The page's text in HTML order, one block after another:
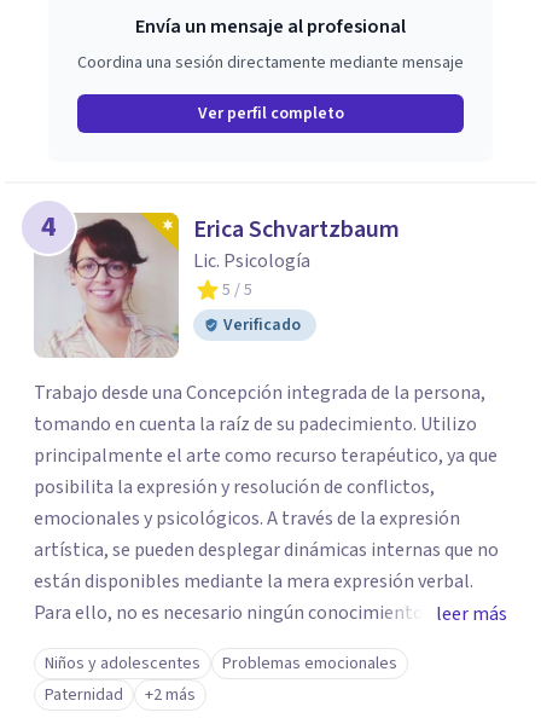
Envía un mensaje al profesional
Coordina una sesión directamente mediante mensaje
Ver perfil completo
4 Erica Schvartzbaum
Lic. Psicología
5 / 5
Verificado
Trabajo desde una Concepción integrada de la persona,
tomando en cuenta la raíz de su padecimiento. Utilizo
principalmente el arte como recurso terapéutico, ya que
posibilita la expresión y resolución de conflictos,
emocionales y psicológicos. A través de la expresión
artística, se pueden desplegar dinámicas internas que no
están disponibles mediante la mera expresión verbal.
Para ello, no es necesario ningún conocimiento ni
capacidad artística previa, ya que la riqueza está en el
proceso creativo, y no en el resultado estético. A través
del proceso creativo, y de la posterior elaboración de lo
leer más
Niños y adolescentes
Problemas emocionales
Paternidad
+2 más